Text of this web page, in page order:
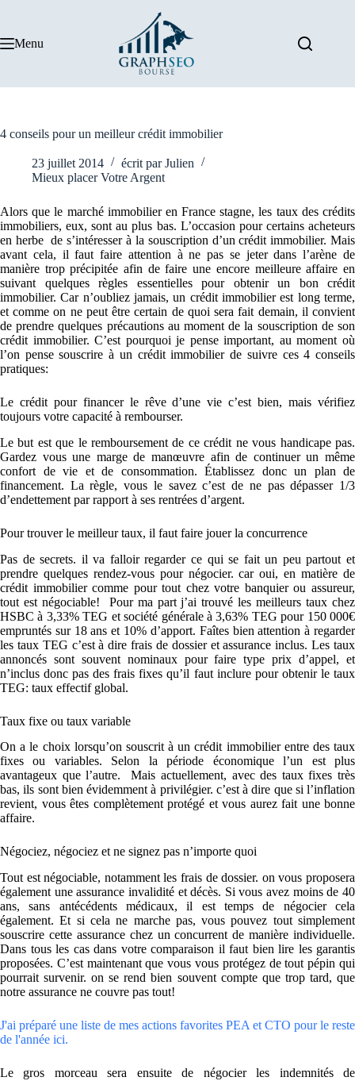
Menu
4 conseils pour un meilleur crédit immobilier
23 juillet 2014 écrit par Julien
Mieux placer Votre Argent
Alors que le marché immobilier en France stagne, les taux des crédits
immobiliers, eux, sont au plus bas. L’occasion pour certains acheteurs
en herbe de s’intéresser à la souscription d’un crédit immobilier. Mais
avant cela, il faut faire attention à ne pas se jeter dans l’arène de
manière trop précipitée afin de faire une encore meilleure affaire en
suivant quelques règles essentielles pour obtenir un bon crédit
immobilier. Car n’oubliez jamais, un crédit immobilier est long terme,
et comme on ne peut être certain de quoi sera fait demain, il convient
de prendre quelques précautions au moment de la souscription de son
crédit immobilier. C’est pourquoi je pense important, au moment où
l’on pense souscrire à un crédit immobilier de suivre ces 4 conseils
pratiques:
Le crédit pour financer le rêve d’une vie c’est bien, mais vérifiez
toujours votre capacité à rembourser.
Le but est que le remboursement de ce crédit ne vous handicape pas.
Gardez vous une marge de manœuvre afin de continuer un même
confort de vie et de consommation. Établissez donc un plan de
financement. La règle, vous le savez c’est de ne pas dépasser 1/3
d’endettement par rapport à ses rentrées d’argent.
Pour trouver le meilleur taux, il faut faire jouer la concurrence
Pas de secrets. il va falloir regarder ce qui se fait un peu partout et
prendre quelques rendez-vous pour négocier. car oui, en matière de
crédit immobilier comme pour tout chez votre banquier ou assureur,
tout est négociable! Pour ma part j’ai trouvé les meilleurs taux chez
HSBC à 3,33% TEG et société générale à 3,63% TEG pour 150 000€
empruntés sur 18 ans et 10% d’apport. Faîtes bien attention à regarder
les taux TEG c’est à dire frais de dossier et assurance inclus. Les taux
annoncés sont souvent nominaux pour faire type prix d’appel, et
n’inclus donc pas des frais fixes qu’il faut inclure pour obtenir le taux
TEG: taux effectif global.
Taux fixe ou taux variable
On a le choix lorsqu’on souscrit à un crédit immobilier entre des taux
fixes ou variables. Selon la période économique l’un est plus
avantageux que l’autre. Mais actuellement, avec des taux fixes très
bas, ils sont bien évidemment à privilégier. c’est à dire que si l’inflation
revient, vous êtes complètement protégé et vous aurez fait une bonne
affaire.
Négociez, négociez et ne signez pas n’importe quoi
Tout est négociable, notamment les frais de dossier. on vous proposera
également une assurance invalidité et décès. Si vous avez moins de 40
ans, sans antécédents médicaux, il est temps de négocier cela
également. Et si cela ne marche pas, vous pouvez tout simplement
souscrire cette assurance chez un concurrent de manière individuelle.
Dans tous les cas dans votre comparaison il faut bien lire les garantis
proposées. C’est maintenant que vous vous protégez de tout pépin qui
pourrait survenir. on se rend bien souvent compte que trop tard, que
notre assurance ne couvre pas tout!
J'ai préparé une liste de mes actions favorites PEA et CTO pour le reste
de l'année ici.
Le gros morceau sera ensuite de négocier les indemnités de